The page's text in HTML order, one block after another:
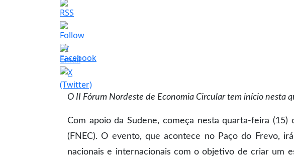
O II Fórum Nordeste de Economia Circular tem início nesta
Com apoio da Sudene, começa nesta quarta-feira
(FNEC). O evento, que acontece no Paço do Frevo,
nacionais e internacionais com o objetivo de criar um